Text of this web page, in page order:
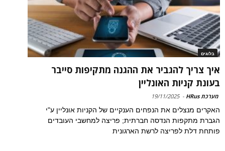
בלוגים
איך צריך להגביר את ההגנה מתקיפות סייבר
בעונת קניות האונליין
מערכת HRus -
19/11/2025
האקרים מנצלים את הנפחים הענקיים של הקניות אונליין ע"י
הגברת מתקפות הנדסה חברתית; פריצה למחשבי העובדים
פותחת דלת לפריצה לרשת הארגונית